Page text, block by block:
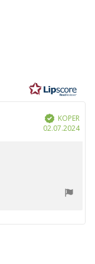
Geverifieerd
KOPER
02.07.2024